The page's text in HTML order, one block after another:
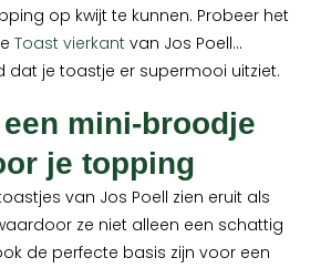
op kwijt te kunnen. Probeer het
Toast vierkant van Jos Poell…
dat je toastje er supermooi uitziet.
mini-broodje
je topping
van Jos Poell zien eruit als
ze niet alleen een schattig
de perfecte basis zijn voor een